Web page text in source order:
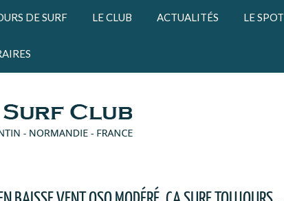
DE SURF LE CLUB ACTUALITÉS LE SPOT